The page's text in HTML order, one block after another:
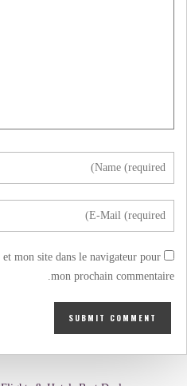
mon site dans le navigateur pour
mon prochain commentaire.